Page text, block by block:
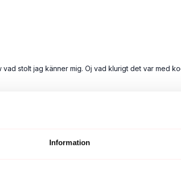
Information
stolt jag känner mig. Oj vad klurigt det var med
tid det var att nej nej, jag kommer få stänga av.
stark och ta ut sig så, med bara kroppe!